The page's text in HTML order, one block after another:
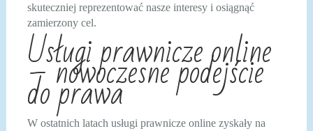
skuteczniej reprezentować nasze interesy i osiągnąć
zamierzony cel.
Usługi prawnicze online
– nowoczesne podejście
do prawa
W ostatnich latach usługi prawnicze online zyskały na